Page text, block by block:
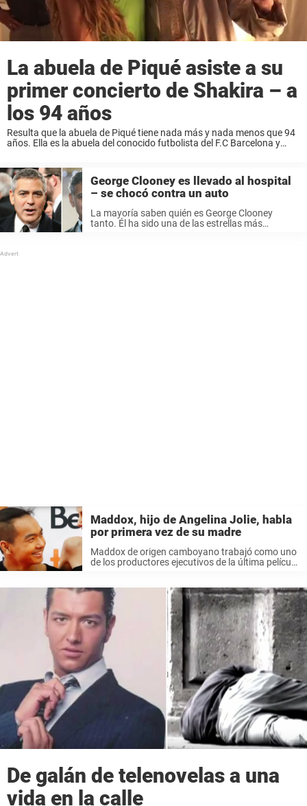
La abuela de Piqué asiste a su
primer concierto de Shakira – a
los 94 años
Resulta que la abuela de Piqué tiene nada más y nada menos que 94
años. Ella es la abuela del conocido futbolista del F.C Barcelona y
George Clooney es llevado al hospital
– se chocó contra un auto
La mayoría saben quién es George Clooney
tanto. Él ha sido una de las estrellas más
Maddox, hijo de Angelina Jolie, habla
por primera vez de su madre
Maddox de origen camboyano trabajó como uno
de los productores ejecutivos de la última película
hablar con los ...
De galán de telenovelas a una
vida en la calle